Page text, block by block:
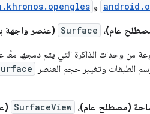
و
عام)، Surface (عنصر واجهة
من وحدات الذاكرة التي يتم دمجها
الطبقات وتغيير حجم العنصر
(مصطلح عام)، SurfaceView